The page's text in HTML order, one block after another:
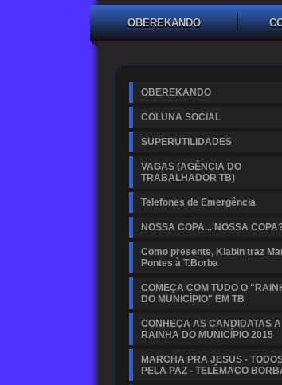
OBEREKANDO
OBEREKANDO
COLUNA SOCIAL
SUPERUTILIDADES
VAGAS (AGÊNCIA DO
TRABALHADOR TB)
Telefones de Emergência
NOSSA COPA... NOSSA
Como presente, Klabin traz
Pontes à T.Borba
COMEÇA COM TUDO O
DO MUNICÍPIO" EM TB
CONHEÇA AS CANDIDATAS A
RAINHA DO MUNICÍPIO 2015
MARCHA PRA JESUS -
PELA PAZ - TELÊMACO